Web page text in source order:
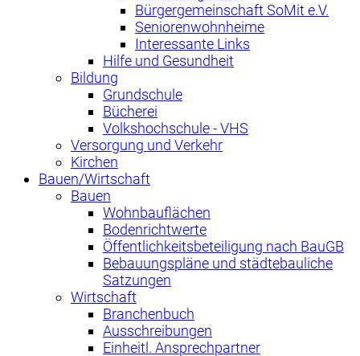
Bürgergemeinschaft SoMit e.V.
Seniorenwohnheime
Interessante Links
Hilfe und Gesundheit
Bildung
Grundschule
Bücherei
Volkshochschule - VHS
Versorgung und Verkehr
Kirchen
Bauen/Wirtschaft
Bauen
Wohnbauflächen
Bodenrichtwerte
Öffentlichkeitsbeteiligung nach BauGB
Bebauungspläne und städtebauliche
Satzungen
Wirtschaft
Branchenbuch
Ausschreibungen
Einheitl. Ansprechpartner